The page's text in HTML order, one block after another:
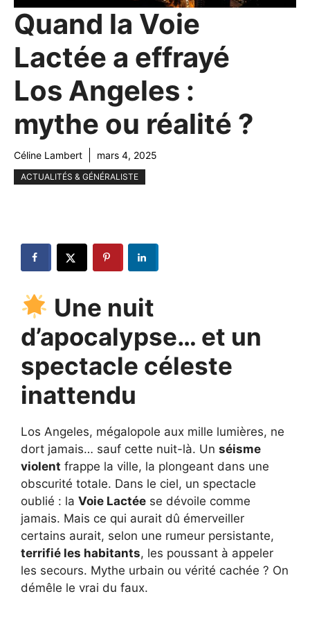
Quand la Voie
Lactée a effrayé
Los Angeles :
mythe ou réalité ?
Céline Lambert mars 4, 2025
ACTUALITÉS & GÉNÉRALISTE
Une nuit
d’apocalypse… et un
spectacle céleste
inattendu
Los Angeles, mégalopole aux mille lumières, ne
dort jamais… sauf cette nuit-là. Un séisme
violent frappe la ville, la plongeant dans une
obscurité totale. Dans le ciel, un spectacle
oublié : la Voie Lactée se dévoile comme
jamais. Mais ce qui aurait dû émerveiller
certains aurait, selon une rumeur persistante,
terrifié les habitants, les poussant à appeler
les secours. Mythe urbain ou vérité cachée ? On
démêle le vrai du faux.